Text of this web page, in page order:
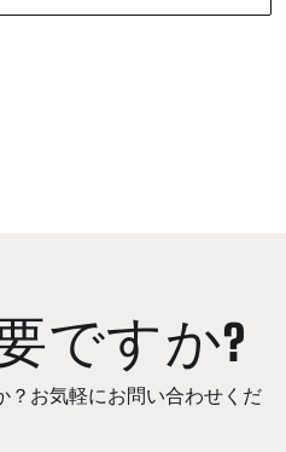
ですか?
？お気軽にお問い合わせくだ